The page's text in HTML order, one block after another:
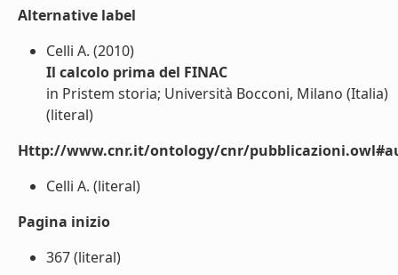
Alternative label
Celli A. (2010)
Il calcolo prima del FINAC
in Pristem storia; Università Bocconi, Milano (Italia)
(literal)
Http://www.cnr.it/ontology/cnr/
Celli A. (literal)
Pagina inizio
367 (literal)